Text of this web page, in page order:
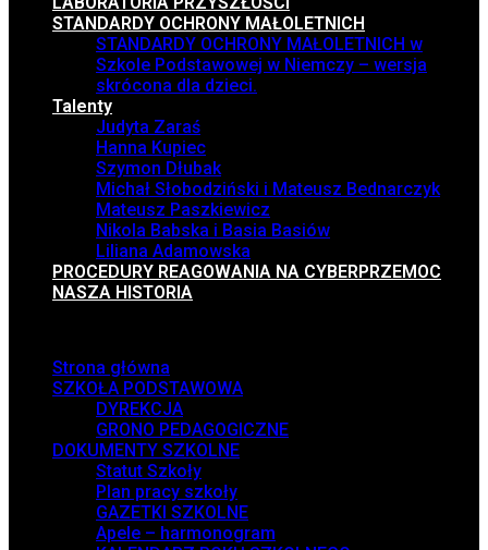
STANDARDY OCHRONY MAŁOLETNICH
STANDARDY OCHRONY MAŁOLETNICH w
Szkole Podstawowej w Niemczy – wersja
skrócona dla dzieci.
Talenty
Judyta Zaraś
Hanna Kupiec
Szymon Dłubak
Michał Słobodziński i Mateusz Bednarczyk
Mateusz Paszkiewicz
Nikola Babska i Basia Basiów
Liliana Adamowska
PROCEDURY REAGOWANIA NA CYBERPRZEMOC
NASZA HISTORIA
Strona główna
SZKOŁA PODSTAWOWA
DYREKCJA
GRONO PEDAGOGICZNE
DOKUMENTY SZKOLNE
Statut Szkoły
Plan pracy szkoły
GAZETKI SZKOLNE
Apele – harmonogram